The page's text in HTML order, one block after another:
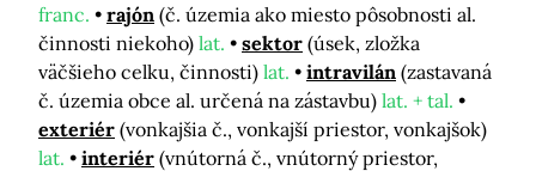
franc.
rajón (č. územia ako miesto pôsobnosti al.
činnosti niekoho) lat. sektor (úsek, zložka
väčšieho celku, činnosti) lat. intravilán (zastavaná
č. územia obce al. určená na zástavbu) lat. + tal.
exteriér (vonkajšia č., vonkajší priestor, vonkajšok)
lat.
interiér (vnútorná č., vnútorný priestor,